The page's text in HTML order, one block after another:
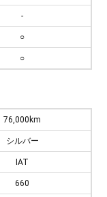
-
○
○
76,000km
シルバー
IAT
660